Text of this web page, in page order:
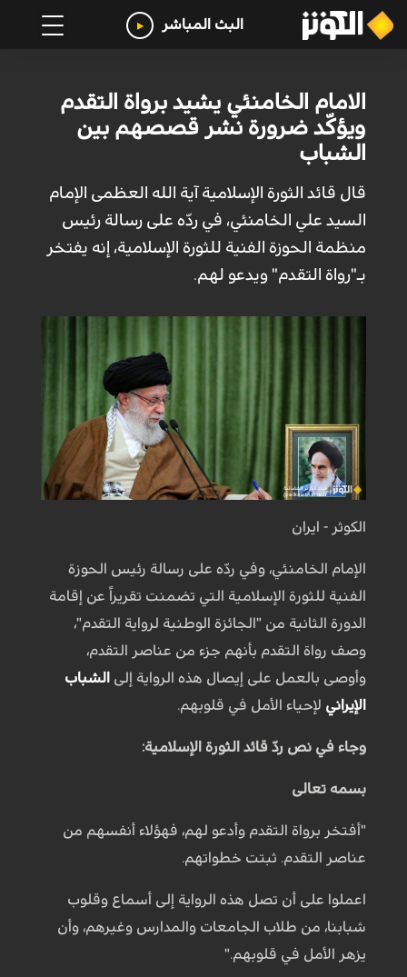
البث المباشر
الامام الخامنئي يشيد برواة التقدم
ويؤكّد ضرورة نشر قصصهم بين
الشباب
قال قائد الثورة الإسلامية آية الله العظمى الإمام
السيد علي الخامنئي، في ردّه على رسالة رئيس
منظمة الحوزة الفنية للثورة الإسلامية، إنه يفتخر
بـ"رواة التقدم" ويدعو لهم.
الكوثر - ايران
الإمام الخامنئي، وفي ردّه على رسالة رئيس الحوزة
الفنية للثورة الإسلامية التي تضمنت تقريراً عن إقامة
الدورة الثانية من "الجائزة الوطنية لرواية التقدم"،
وصف رواة التقدم بأنهم جزء من عناصر التقدم،
وأوصى بالعمل على إيصال هذه الرواية إلى الشباب
الإيراني لإحياء الأمل في قلوبهم.
وجاء في نص ردّ قائد الثورة الإسلامية:
بسمه تعالى
"أفتخر برواة التقدم وأدعو لهم، فهؤلاء أنفسهم من
عناصر التقدم. ثبتت خطواتهم.
اعملوا على أن تصل هذه الرواية إلى أسماع وقلوب
شبابنا، من طلاب الجامعات والمدارس وغيرهم، وأن
يزهر الأمل في قلوبهم."